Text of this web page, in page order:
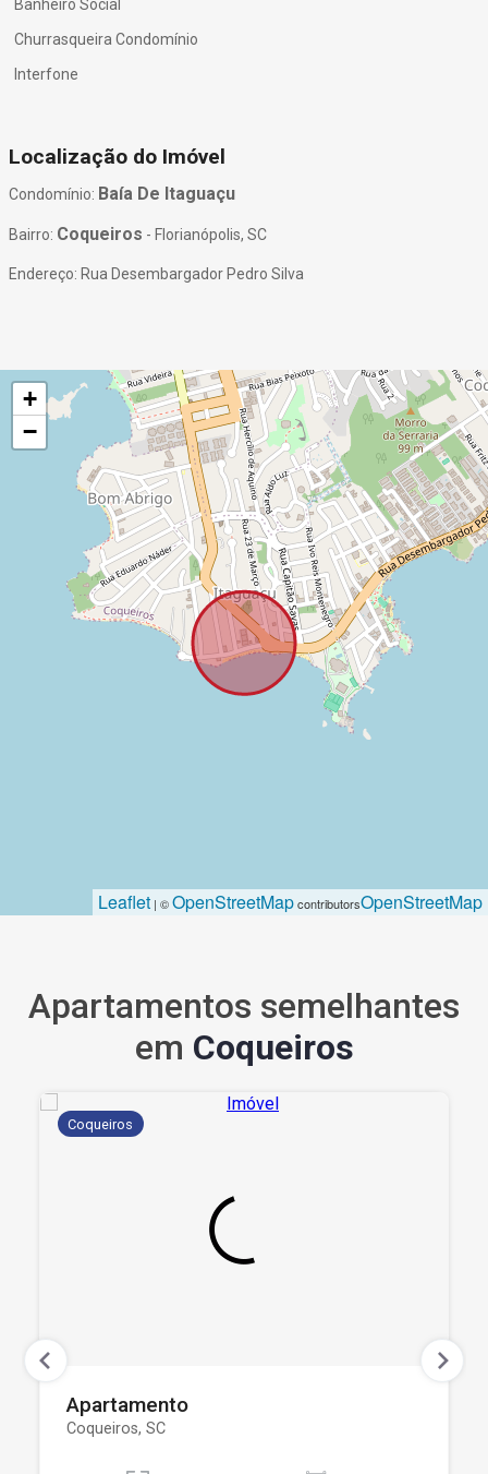
Banheiro Social
Churrasqueira Condomínio
Interfone
Localização do Imóvel
Condomínio: Baía De Itaguaçu
Bairro: Coqueiros - Florianópolis, SC
Endereço: Rua Desembargador Pedro Silva
+
−
Leaflet | ©OpenStreetMapcontributorsOpenStreetMap
Apartamentos semelhantes
em Coqueiros
Coqueiros
Apartamento
Coqueiros, SC